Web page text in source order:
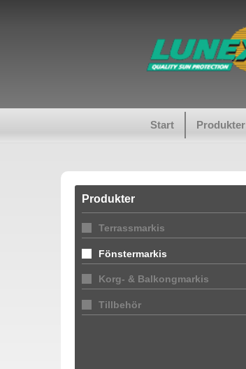
Start Produkter
Produkter
Terrassmarkis
Fönstermarkis
Korg- & Balkongmarkis
Tillbehör